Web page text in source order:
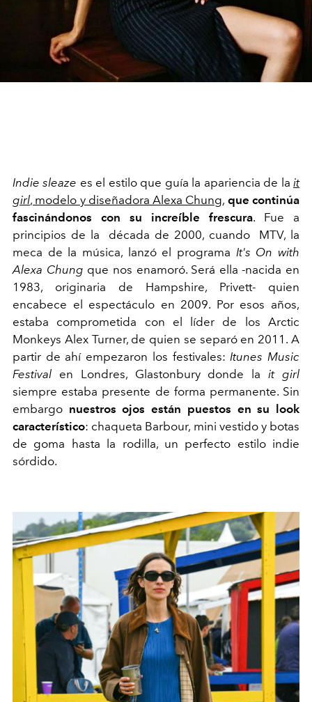
Indie sleaze es el estilo que guía la apariencia de la it
girl, modelo y diseñadora Alexa Chung, que continúa
fascinándonos con su increíble frescura. Fue a
principios de la década de 2000, cuando MTV, la
meca de la música, lanzó el programa It's On with
Alexa Chung que nos enamoró. Será ella -nacida en
1983, originaria de Hampshire, Privett- quien
encabece el espectáculo en 2009. Por esos años,
estaba comprometida con el líder de los Arctic
Monkeys Alex Turner, de quien se separó en 2011. A
partir de ahí empezaron los festivales: Itunes Music
Festival en Londres, Glastonbury donde lait girl
siempre estaba presente de forma permanente. Sin
embargo nuestros ojos están puestos en su look
característico: chaqueta Barbour, mini vestido y botas
de goma hasta la rodilla, un perfecto estilo indie
sórdido.